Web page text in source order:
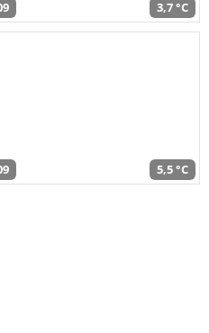
3,7 °C
5,5 °C